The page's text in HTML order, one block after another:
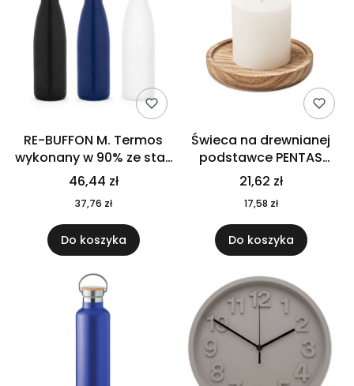
RE-BUFFON M. Termos
wykonany w 90% ze stali
nierdzewnej
pochodzącej z
recyklingu 520 ml 94294
46,44 zł
37,76 zł
Do koszyka
Świeca na drewnianej
podstawce PENTAS
MO6282-40
21,62 zł
17,58 zł
Do koszyka